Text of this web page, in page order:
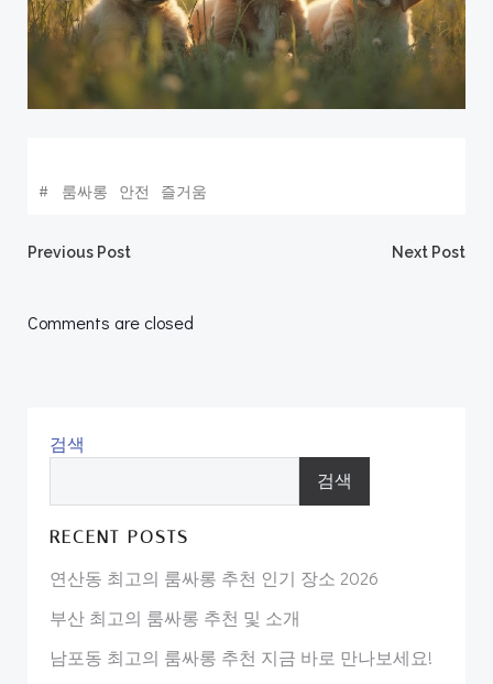
# 룸싸롱 안전 즐거움
Post
navigation
Previous Post Next Post
Comments are closed
검색
검색
RECENT POSTS
연산동 최고의 룸싸롱 추천 인기 장소 2026
부산 최고의 룸싸롱 추천 및 소개
남포동 최고의 룸싸롱 추천 지금 바로 만나보세요!